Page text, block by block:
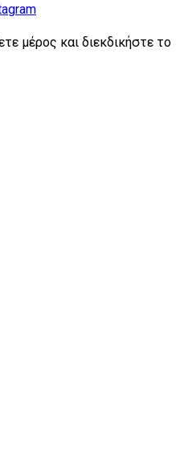
μέρος και διεκδικήστε το